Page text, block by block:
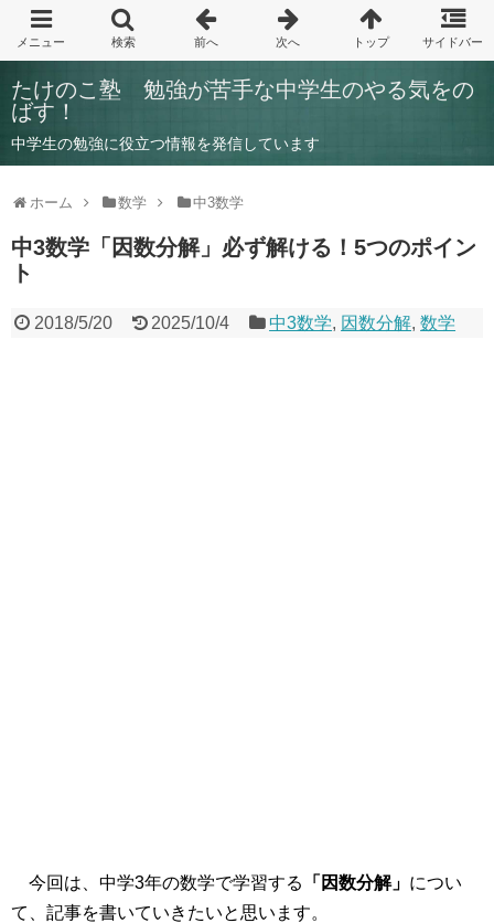
たけのこ塾 勉強が苦手な中学生のやる気をの
ばす！
中学生の勉強に役立つ情報を発信しています
ホーム 数学 中3数学
中3数学「因数分解」必ず解ける！5つのポイン
ト
2018/5/20 2025/10/4 中3数学, 因数分解,数学
今回は、中学3年の数学で学習する 「因数分解」 につい
て、記事を書いていきたいと思います。